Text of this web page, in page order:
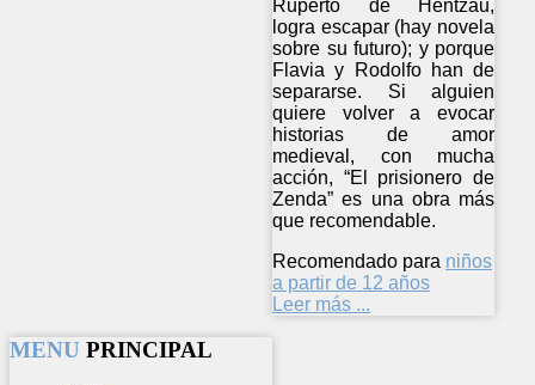
Ruperto de Hentzau,
logra escapar (hay novela
sobre su futuro); y porque
Flavia y Rodolfo han de
separarse. Si alguien
quiere volver a evocar
historias de amor
medieval, con mucha
acción, “El prisionero de
Zenda” es una obra más
que recomendable.
Recomendado para niños
a partir de 12 años
Leer más ...
MENU PRINCIPAL